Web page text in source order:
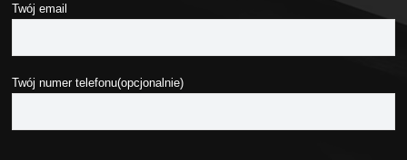
Twój email
Twój numer telefonu(opcjonalnie)